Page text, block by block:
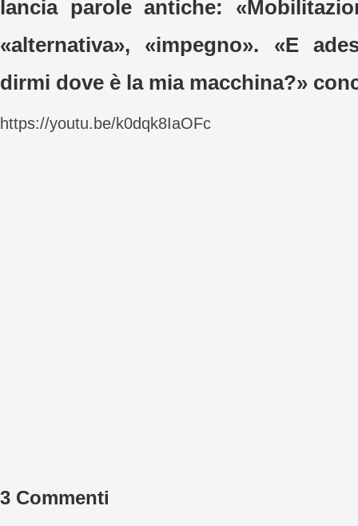
lancia parole antiche:
«alternativa», «impegno». «E
dirmi dove è la mia macchina?»
https://youtu.be/k0dqk8IaOFc
3 Commenti